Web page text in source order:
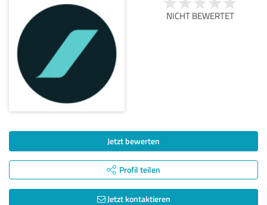
NICHT BEWERTET
Jetzt bewerten
Profil teilen
Jetzt kontaktieren